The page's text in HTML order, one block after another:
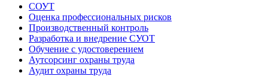
СОУТ
Оценка профессиональных рисков
Производственный контроль
Разработка и внедрение СУОТ
Обучение с удостоверением
Аутсорсинг охраны труда
Аудит охраны труда